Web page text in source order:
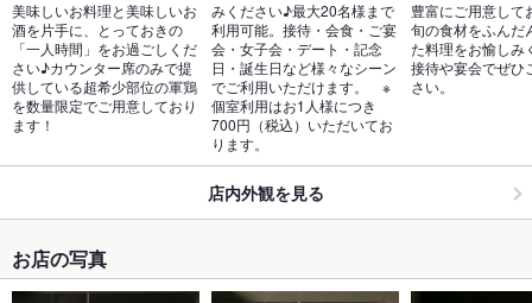
美味しいお料理と美味しいお
酒を片手に、とっておきの
「一人時間」をお過ごしくだ
さい♪カウンター席のみで提
供している超希少部位の軍鶏
を数量限定でご用意しており
ます！
みください♪最大20名様まで
利用可能。接待・会食・ご宴
会・女子会・デート・記念
日・誕生日など様々なシーン
でご利用いただけます。　※
個室利用はお1人様につき
700円（税込）いただいてお
ります。
豊富にご用意して
旬の食材をふんだ
た料理をお愉しみ
接待や宴会でぜひ
さい。
店内外観を見る
お店の写真